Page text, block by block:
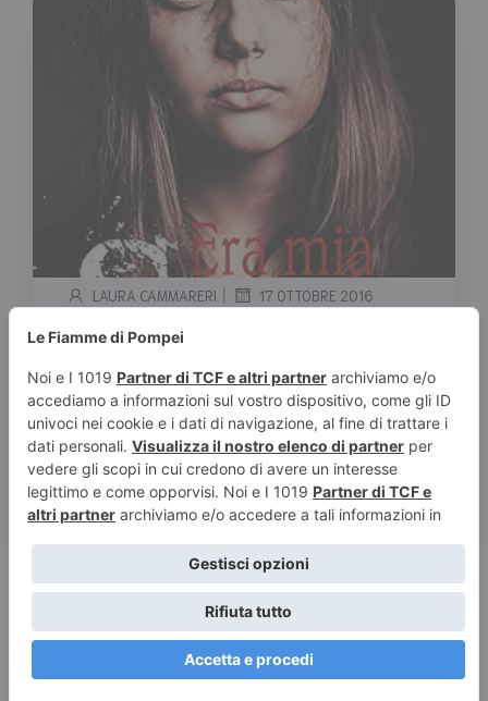
LAURA CAMMARERI | 17 OTTOBRE 2016
“Era mia sorella” di Rossella C.
– Segnalazione nuova uscita
Tempo stimato di lettura:< 1 minuto
Una nuova interessante segnalazione per il
Made in Italy: “Era mia sorella” di Rossella C.
Di […]
Leggi tutto
© 2026 Le Fiamme di Pompei – Recensioni di libri e articoli